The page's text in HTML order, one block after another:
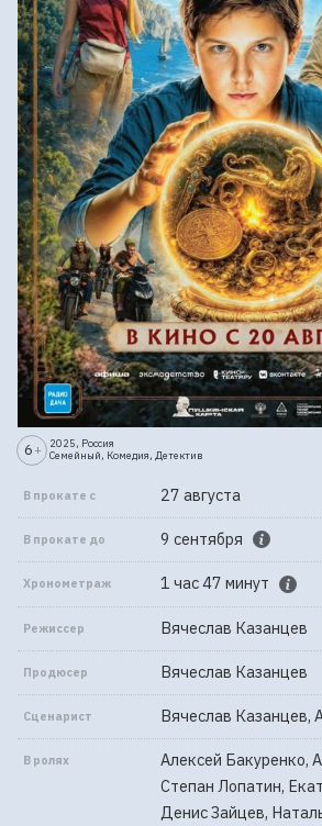
6 +
2025, Россия
Семейный, Комедия, Детектив
В прокате с 27 августа
В прокате до 9 сентября
Хронометраж 1 час 47 минут
Режиссер Вячеслав Казанцев
Продюсер Вячеслав Казанцев
Сценарист Вячеслав Казанцев,
В ролях
Алексей Бакуренко,
Степан Лопатин,
Денис Зайцев,